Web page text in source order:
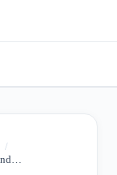
/
Tudo sobre aluguel de vaga de garagem em condomínio